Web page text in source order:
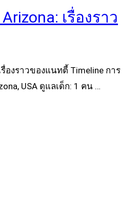
เรื่องราว
องราวของแนทตี้ Timeline การ
USA ดูแลเด็ก: 1 คน …